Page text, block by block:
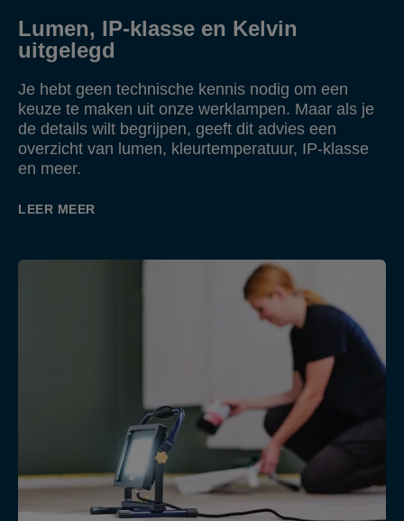
Lumen, IP-klasse en Kelvin
uitgelegd
Je hebt geen technische kennis nodig om een
keuze te maken uit onze werklampen. Maar als je
de details wilt begrijpen, geeft dit advies een
overzicht van lumen, kleurtemperatuur, IP-klasse
en meer.
LEER MEER